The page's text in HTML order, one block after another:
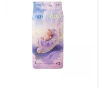
pele sensível